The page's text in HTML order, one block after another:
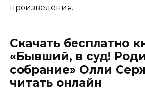
произведения.
Скачать бесплатно
«Бывший, в суд!
собрание» Олли
читать онлайн